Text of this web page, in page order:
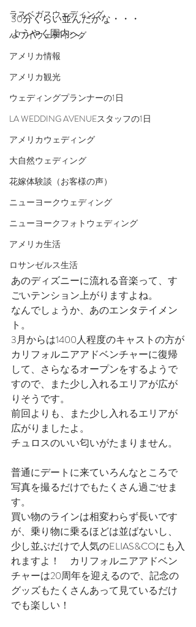
ラスベガスウェディング
ハワイウェディング
アメリカ情報
アメリカ観光
ウェディングプランナーの1日
LA WEDDING AVENUEスタッフの1日
アメリカウェディング
大自然ウェディング
花嫁体験談（お客様の声）
ニューヨークウェディング
ニューヨークフォトウェディング
アメリカ生活
ロサンゼルス生活
30分くらい並んだかな・・・
ようやく園内へ。
あのディズニーに流れる音楽って、す
ごいテンション上がりますよね。
なんでしょうか、あのエンタテイメン
ト。
3月からは1400人程度のキャストの方が
カリフォルニアアドベンチャーに復帰
して、さらなるオープンをするようで
すので、また少し入れるエリアが広が
りそうです。
前回よりも、また少し入れるエリアが
広がりましたよ。
チュロスのいい匂いがたまりません。
普通にデートに来ていろんなところで
写真を撮るだけでもたくさん過ごせま
す。
買い物のラインは相変わらず長いです
が、乗り物に乗るほどは並ばないし、
少し並ぶだけで人気のELIAS&COにも入
れますよ！　カリフォルニアアドベン
チャーは20周年を迎えるので、記念の
グッズもたくさんあって見ているだけ
でも楽しい！